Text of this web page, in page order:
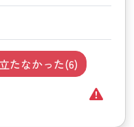
たなかった(6)